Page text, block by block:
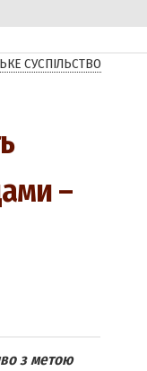
СУСПІЛЬСТВО
–
з метою